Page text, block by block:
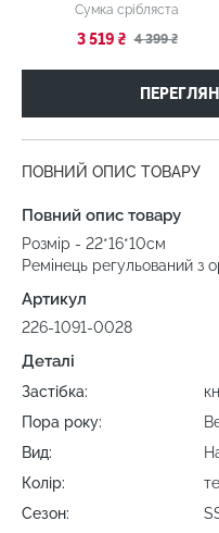
Сумка срібляста
3 519 ₴ 4 399 ₴
ПОВНИЙ ОПИС ТОВАРУ
Повний опис товару
Розмір - 22*16*10см
Ремінець регульований з
Артикул
226-1091-0028
Деталі
Застібка:
Пора року:
Вид:
Колір:
Сезон: